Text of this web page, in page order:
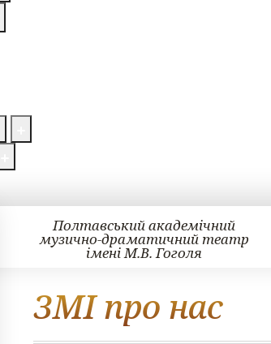
Полтавський академічний
музично-драматичний театр
імені М.В. Гоголя
ЗМІ про нас